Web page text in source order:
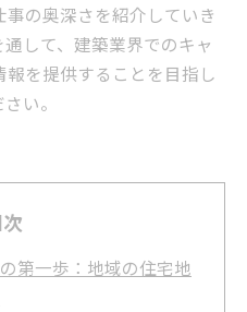
の奥深さを紹介していき
して、建築業界でのキャ
を提供することを目指し
い。
第一歩：地域の住宅地